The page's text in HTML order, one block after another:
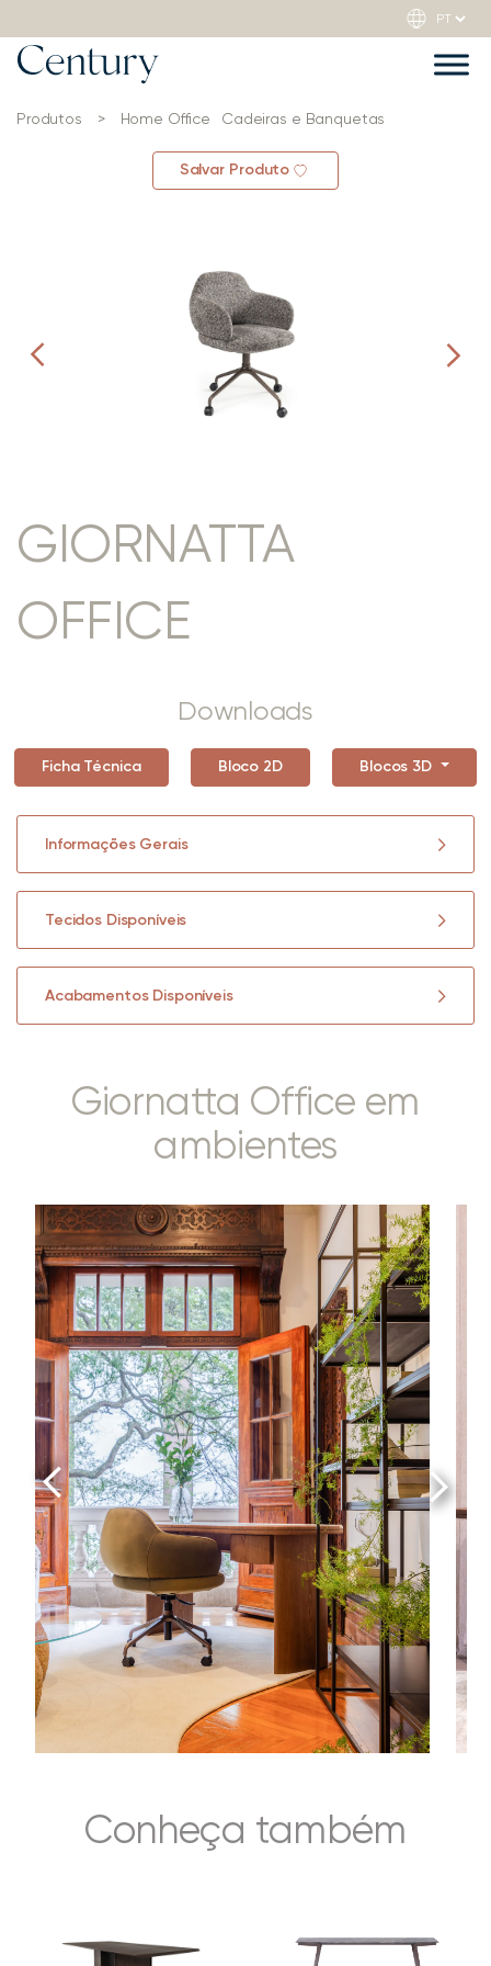
Produtos > Home Office Cadeiras e Banquetas
Salvar Produto
GIORNATTA
OFFICE
Downloads
Ficha Técnica Bloco 2D Blocos 3D
Informações Gerais
Tecidos Disponíveis
Acabamentos Disponíveis
Giornatta Office em
ambientes
Conheça também